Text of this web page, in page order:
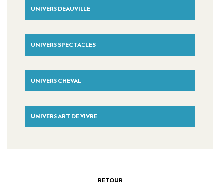
UNIVERS DEAUVILLE
UNIVERS SPECTACLES
UNIVERS CHEVAL
UNIVERS ART DE VIVRE
RETOUR